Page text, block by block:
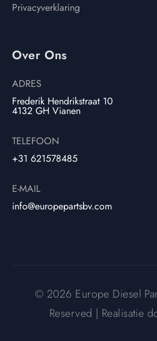
Privacyverklaring
Over Ons
ADRES
Frederik Hendrikstraat 10
4132 GH Vianen
TELEFOON
+31 621578485
E-MAIL
info@europepartsbv.com
© 2026 Europe Diesel
Reserved | Realisatie